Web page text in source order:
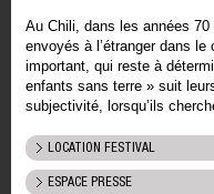
Au Chili, dans les années
envoyés à l’étranger dans le
important, qui reste à
enfants sans terre » suit
subjectivité, lorsqu’ils
LOCATION FESTIVAL
ESPACE PRESSE